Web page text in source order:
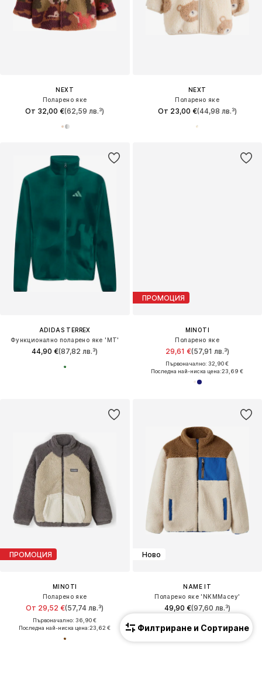
NEXT
Поларено яке
От 32,00 €(62,59 лв.³)
NEXT
Поларено яке
От 23,00 €(44,98 лв.³)
ADIDAS TERREX
Функционално поларено яке 'MT'
44,90 €(87,82 лв.³)
ПРОМОЦИЯ
MINOTI
Поларено яке
29,61 €(57,91 лв.³)
Първоначално: 32,90 €
Последна най-ниска цена:23,69 €
ПРОМОЦИЯ
MINOTI
Поларено яке
От 29,52 €(57,74 лв.³)
Първоначално: 36,90 €
Последна най-ниска цена:23,62 €
Ново
NAME IT
Поларено яке 'NKMMacey'
49,90 €(97,60 лв.³)
Филтриране и Сортиране